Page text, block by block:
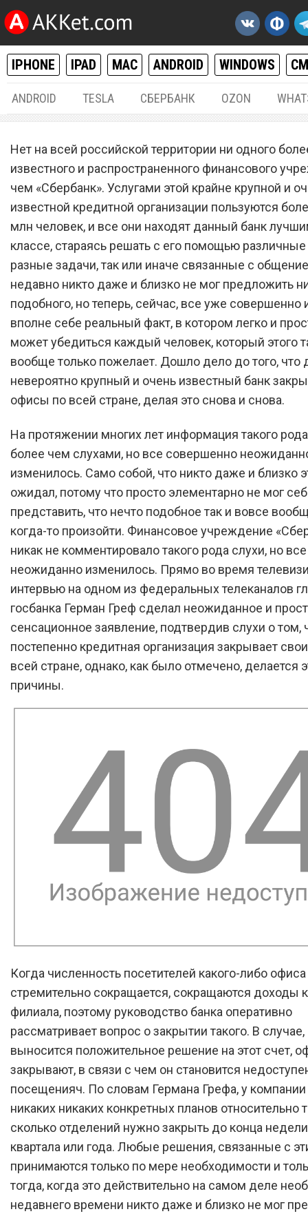
IPHONE IPAD MAC ANDROID WINDOWS
ANDROID TESLA СБЕРБАНК OZON
«Сбербанк» закрывает
по всей стране
Нет на всей российской территории ни одного
известного и распространенного финансового
чем «Сбербанк». Услугами этой крайне крупной и
известной кредитной организации пользуются
млн человек, и все они находят данный банк
классе, стараясь решать с его помощью
разные задачи, так или иначе связанные с
недавно никто даже и близко не мог предложить
подобного, но теперь, сейчас, все уже совершенно
вполне себе реальный факт, в котором легко и
может убедиться каждый человек, который этого
вообще только пожелает. Дошло дело до того, что
невероятно крупный и очень известный банк
офисы по всей стране, делая это снова и снова.
На протяжении многих лет информация такого
более чем слухами, но все совершенно
изменилось. Само собой, что никто даже и близко
ожидал, потому что просто элементарно не мог
представить, что нечто подобное так и вовсе
когда-то произойти. Финансовое учреждение
никак не комментировало такого рода слухи, но все
неожиданно изменилось. Прямо во время
интервью на одном из федеральных телеканалов
госбанка Герман Греф сделал неожиданное и
сенсационное заявление, подтвердив слухи о том,
постепенно кредитная организация закрывает
всей стране, однако, как было отмечено, делается
причины.
Когда численность посетителей какого-либо офиса
стремительно сокращается, сокращаются доходы
филиала, поэтому руководство банка оперативно
рассматривает вопрос о закрытии такого. В
выносится положительное решение на этот счет,
закрывают, в связи с чем он становится
посещенияч. По словам Германа Грефа, у компании
никаких никаких конкретных планов относительно
сколько отделений нужно закрыть до конца
квартала или года. Любые решения, связанные с
принимаются только по мере необходимости и
тогда, когда это действительно на самом деле
недавнего времени никто даже и близко не мог